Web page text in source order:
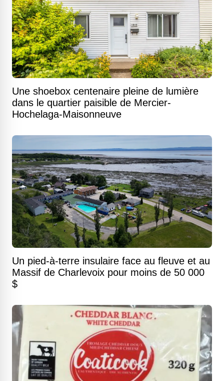
Une shoebox centenaire pleine de lumière
dans le quartier paisible de Mercier-
Hochelaga-Maisonneuve
Un pied-à-terre insulaire face au fleuve et au
Massif de Charlevoix pour moins de 50 000
$